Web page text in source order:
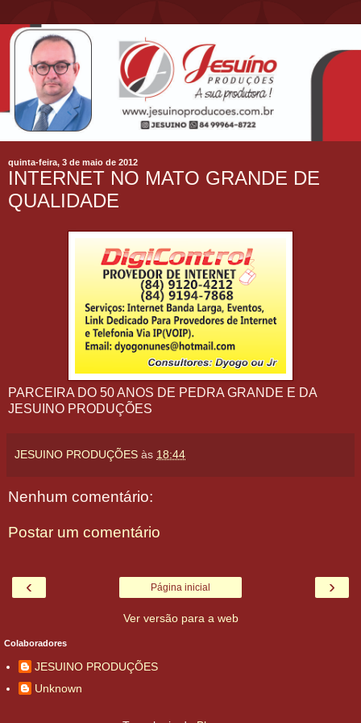
quinta-feira, 3 de maio de 2012
INTERNET NO MATO GRANDE DE
QUALIDADE
PARCEIRA DO 50 ANOS DE PEDRA GRANDE E DA
JESUINO PRODUÇÕES
JESUINO PRODUÇÕES às 18:44
Nenhum comentário:
Postar um comentário
‹ ›
Página inicial
Ver versão para a web
Colaboradores
JESUINO PRODUÇÕES
Unknown